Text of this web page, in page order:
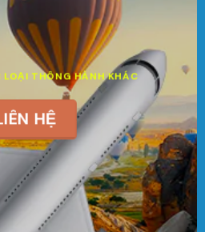
LOẠI THÔNG HÀNH KHÁC
HỆ